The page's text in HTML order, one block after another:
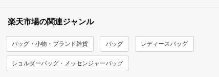
楽天市場の関連ジャンル
バッグ・小物・ブランド雑貨 バッグ レディースバッグ
ショルダーバッグ・メッセンジャーバッグ